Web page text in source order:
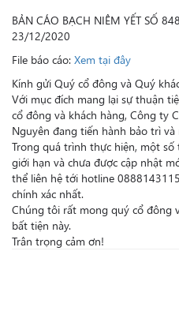
BẢN CÁO BẠCH NIÊM YẾT SỐ
23/12/2020
File báo cáo: Xem tại đây
Kính gửi Quý cổ đông và Quý
Với mục đích mang lại sự thuận
cổ đông và khách hàng, Công ty
Nguyên đang tiến hành bảo trì và
Trong quá trình thực hiện, một
giới hạn và chưa được cập nhật
thể liên hệ tới hotline
chính xác nhất.
Chúng tôi rất mong quý cổ đông
bất tiện này.
Trân trọng cảm ơn!